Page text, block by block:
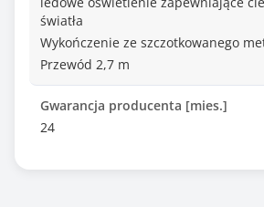
światła
Wykończenie ze szczotkowanego
Przewód 2,7 m
Gwarancja producenta [mies.]
24